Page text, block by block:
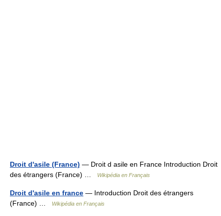
Droit d'asile (France) — Droit d asile en France Introduction Droit
des étrangers (France) …
Wikipédia en Français
Droit d'asile en france — Introduction Droit des étrangers
(France) …
Wikipédia en Français